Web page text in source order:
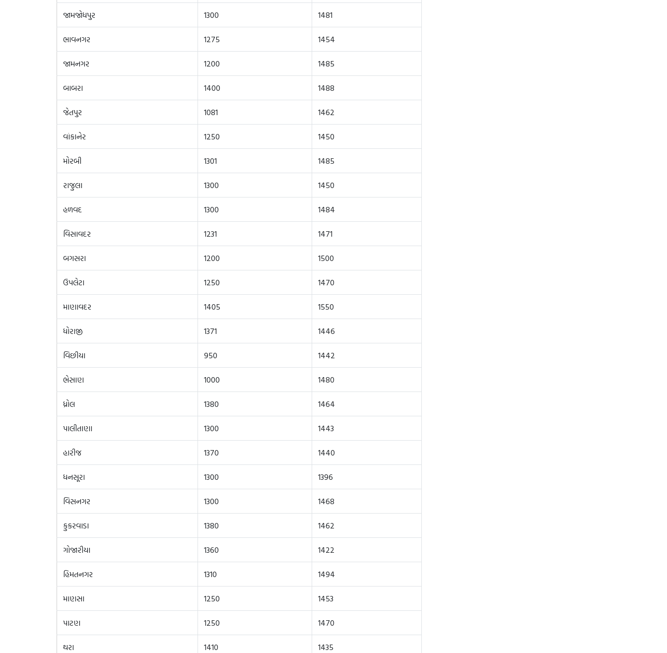
જામજોધપુર 1300 1481
ભાવનગર 1275 1454
જામનગર 1200 1485
બાબરા 1400 1488
જેતપુર 1081 1462
વાંકાનેર 1250 1450
મોરબી 1301 1485
રાજુલા 1300 1450
હળવદ 1300 1484
વિસાવદર 1231 1471
બગસરા 1200 1500
ઉપલેટા 1250 1470
માણાવદર 1405 1550
ધોરાજી 1371 1446
વિછીયા 950 1442
ભેસાણ 1000 1480
ધ્રોલ 1380 1464
પાલીતાણા 1300 1443
હારીજ 1370 1440
ધનસૂરા 1300 1396
વિસનગર 1300 1468
કુકરવાડા 1380 1462
ગોજારીયા 1360 1422
હિમતનગર 1310 1494
માણસા 1250 1453
પાટણ 1250 1470
થરા 1410 1435